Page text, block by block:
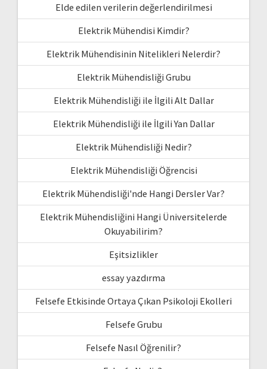
Elde edilen verilerin değerlendirilmesi
Elektrik Mühendisi Kimdir?
Elektrik Mühendisinin Nitelikleri Nelerdir?
Elektrik Mühendisliği Grubu
Elektrik Mühendisliği ile İlgili Alt Dallar
Elektrik Mühendisliği ile İlgili Yan Dallar
Elektrik Mühendisliği Nedir?
Elektrik Mühendisliği Öğrencisi
Elektrik Mühendisliği'nde Hangi Dersler Var?
Elektrik Mühendisliğini Hangi Üniversitelerde
Okuyabilirim?
Eşitsizlikler
essay yazdırma
Felsefe Etkisinde Ortaya Çıkan Psikoloji Ekolleri
Felsefe Grubu
Felsefe Nasıl Öğrenilir?